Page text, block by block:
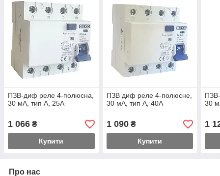
ПЗВ-диф реле 4-полюсна,
30 мА, тип А, 25А
1 066 ₴
Купити
ПЗВ диф реле 4-полюсне,
30 мА, тип A, 40А
1 090₴
Купити
30
1
Про нас